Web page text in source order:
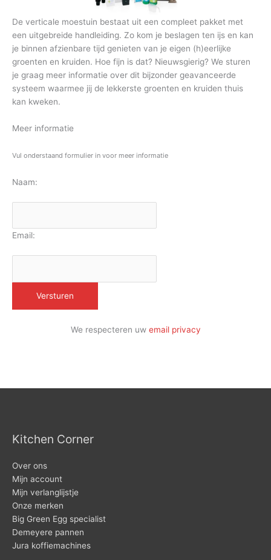
De verticale moestuin bestaat uit een compleet pakket met
een uitgebreide handleiding. Zo kom je beslagen ten ijs en kan
je binnen afzienbare tijd genieten van je eigen (h)eerlijke
groenten en kruiden. Hoe fijn is dat? Nieuwsgierig? We sturen
je graag meer informatie over dit bijzonder geavanceerde
systeem waarmee jij de lekkerste groenten en kruiden thuis
kan kweken.
Meer informatie
Vul onderstaand formulier in voor meer informatie
Naam:
Email:
We respecteren uw email privacy
Kitchen Corner
Over ons
Mijn account
Mijn verlanglijstje
Onze merken
Big Green Egg specialist
Demeyere pannen
Jura koffiemachines